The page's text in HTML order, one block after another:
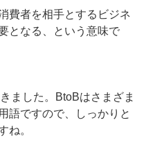
費者を相手とするビジネ
となる、という意味で
ました。BtoBはさまざま
語ですので、しっかりと
ね。